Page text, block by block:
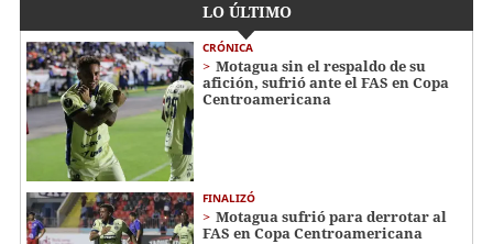
LO ÚLTIMO
CRÓNICA
Motagua sin el respaldo de su
afición, sufrió ante el FAS en Copa
Centroamericana
FINALIZÓ
Motagua sufrió para derrotar al
FAS en Copa Centroamericana